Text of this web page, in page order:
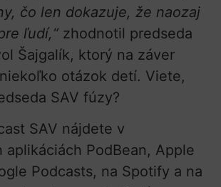
čo len dokazuje, že naozaj
ľudí,“ zhodnotil predseda
Šajgalík, ktorý na záver
otázok detí. Viete,
SAV fúzy?
SAV nájdete v
aplikáciách PodBean, Apple
Podcasts, na Spotify a na